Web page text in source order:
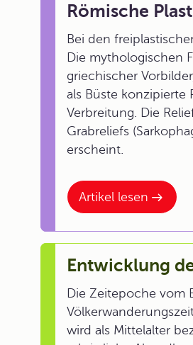
Artikel lesen
Römische
Bei den
Die mythologischen
griechischer
als Büste konzipierte
Verbreitung. Die
Grabreliefs
erscheint.
Entwicklung
Die Zeitepoche vom
wird als Mittelalter